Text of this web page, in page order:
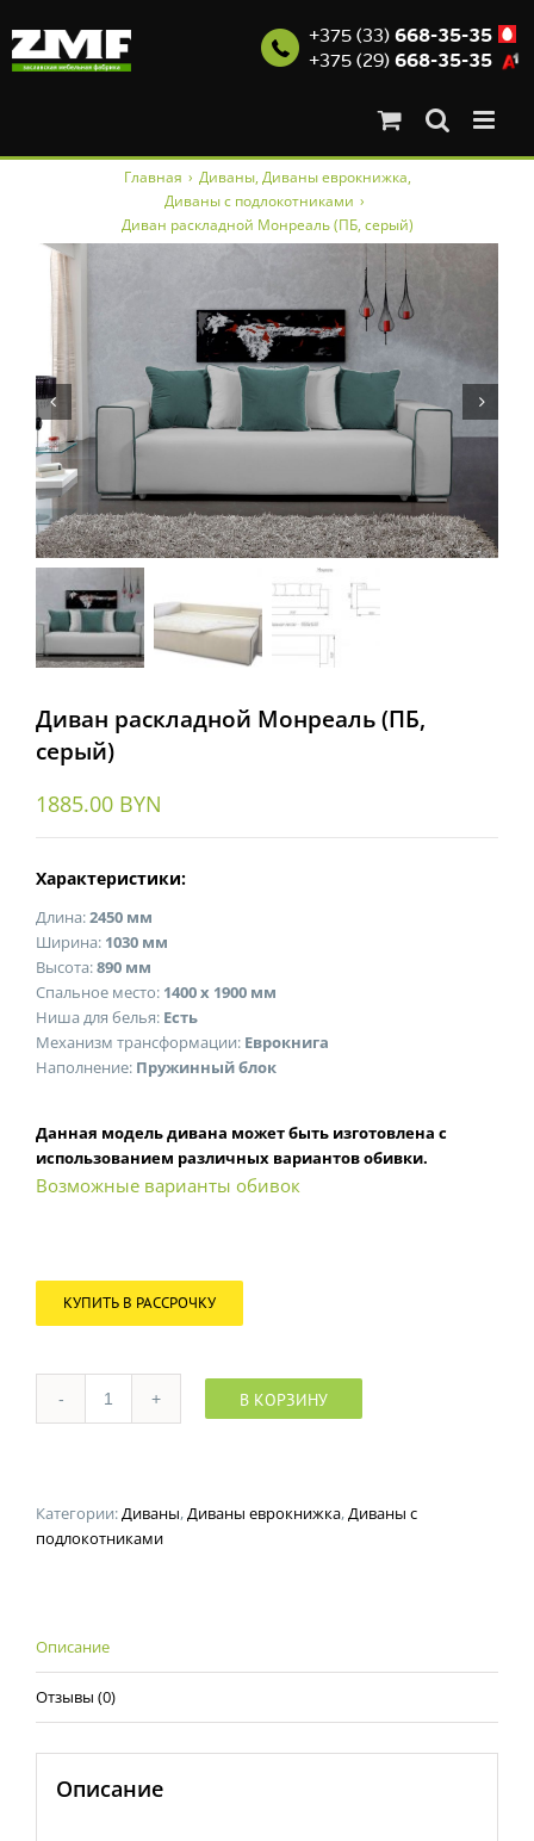
+375 (33) 668-35-35
+375 (29) 668-35-35
Главная › Диваны, Диваны еврокнижка,
Диваны с подлокотниками ›
Диван раскладной Монреаль (ПБ, серый)
 
Диван раскладной Монреаль (ПБ,
серый)
1885.00 BYN
Характеристики:
Длина:2450 мм
Ширина: 1030 мм
Высота:890 мм
Спальное место: 1400 х 1900 мм
Ниша для белья: Есть
Механизм трансформации: Еврокнига
Наполнение: Пружинный блок
Данная модель дивана может быть изготовлена с
использованием различных вариантов обивки.
Возможные варианты обивок
КУПИТЬ В РАССРОЧКУ
Количество В КОРЗИНУ
Категории:Диваны,Диваны еврокнижка,Диваны с
подлокотниками
Описание
Отзывы (0)
Описание